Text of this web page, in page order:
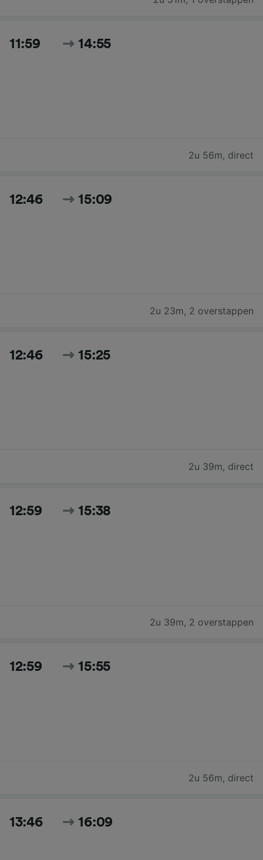
11:59 14:55
2u 56m, direct
12:46 15:09
2u 23m, 2 overstappen
12:46 15:25
2u 39m, direct
12:59 15:38
2u 39m, 2 overstappen
12:59 15:55
2u 56m, direct
13:46 16:09